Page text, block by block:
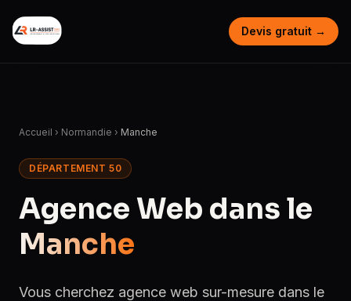
Devis gratuit →
Accueil › Normandie › Manche
DÉPARTEMENT 50
Agence Web dans le
Manche
Vous cherchez agence web sur-mesure dans le